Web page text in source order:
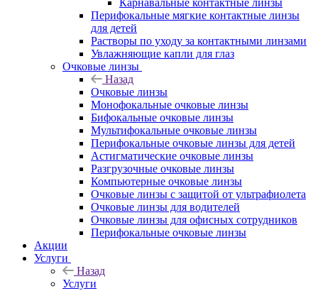
Карнавальные контактные линзы
Перифокальные мягкие контактные линзы
для детей
Растворы по уходу за контактными линзами
Увлажняющие капли для глаз
Очковые линзы
Назад
Очковые линзы
Монофокальные очковые линзы
Бифокальные очковые линзы
Мультифокальные очковые линзы
Перифокальные очковые линзы для детей
Астигматические очковые линзы
Разгрузочные очковые линзы
Компьютерные очковые линзы
Очковые линзы с защитой от ультрафиолета
Очковые линзы для водителей
Очковые линзы для офисных сотрудников
Перифокальные очковые линзы
Акции
Услуги
Назад
Услуги